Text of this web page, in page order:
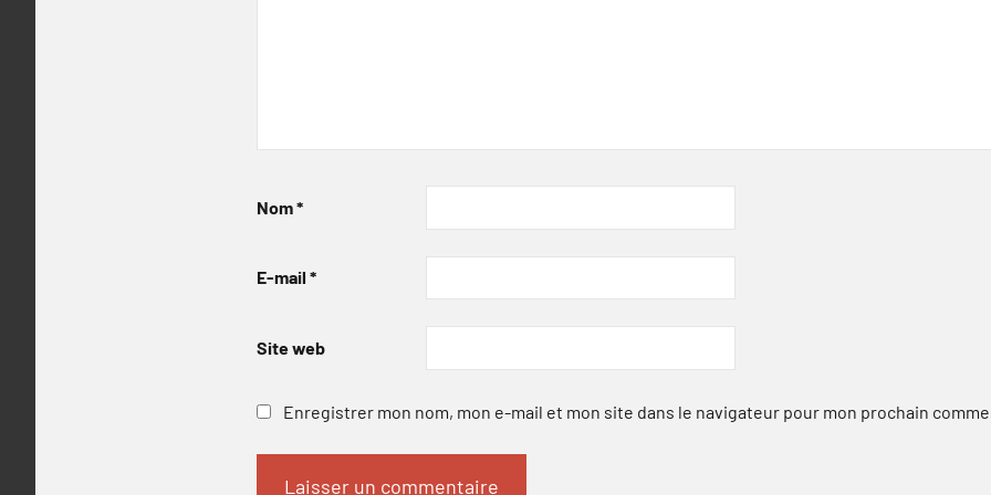
Nom*
E-mail *
Site web
Enregistrer mon nom, mon e-mail et mon site dans le navigateur pour mon prochain